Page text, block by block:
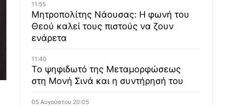
11:55
Μητροπολίτης Νάουσας: Η φωνή του
Θεού καλεί τους πιστούς να ζουν
ενάρετα
11:40
Το ψηφιδωτό της Μεταμορφώσεως
στη Μονή Σινά και η συντήρησή του
05 Αυγούστου 20:05